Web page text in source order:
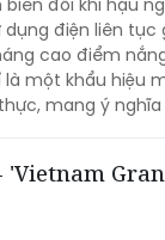
biến đổi khí hậu
điện liên tục
cao điểm
một khẩu hiệu
mang ý nghĩa